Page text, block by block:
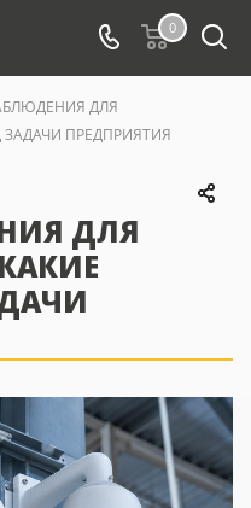
0
ДЛЯ
ПРЕДПРИЯТИЯ
ДЛЯ